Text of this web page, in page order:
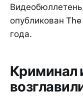
опубликован
года.
Криминал